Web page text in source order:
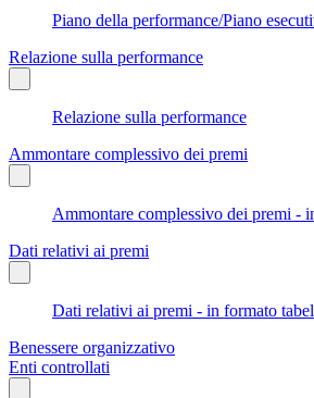
Piano della performance/Piano
Relazione sulla performance
Relazione sulla performance
Ammontare complessivo dei premi
Ammontare complessivo dei premi -
Dati relativi ai premi
Dati relativi ai premi - in formato
Benessere organizzativo
Enti controllati